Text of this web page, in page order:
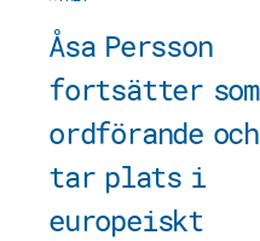
Åsa Persson
fortsätter som
ordförande och
tar plats i
europeiskt